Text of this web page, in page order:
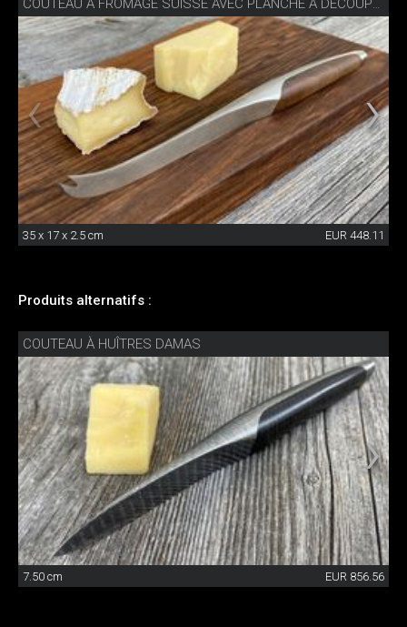
35 x 17 x 2.5 cm EUR 448.11
Produits alternatifs :
COUTEAU À HUÎTRES DAMAS
7.50 cm EUR 856.56